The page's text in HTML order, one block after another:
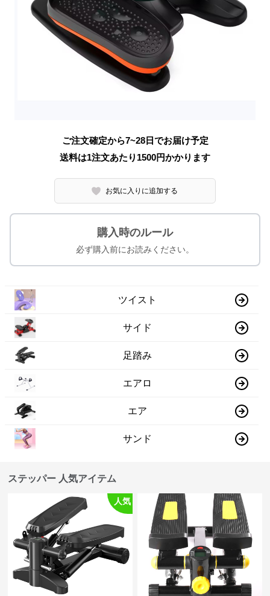
ご注文確定から7~28日でお届け予定
送料は1注文あたり 1500円かかります
お気に入りに追加する
購入時のルール
必ず購入前にお読みください。
ツイスト
サイド
足踏み
エアロ
エア
サンド
ステッパー 人気アイテム
人気